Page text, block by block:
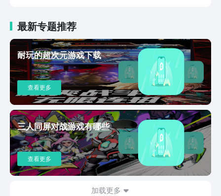
进入一个神秘的迷雾中，慢慢的揭开隐藏在背后的故事。
每一个都会具备着独特的能力，还有技能可以给玩家提供
多种不一样的选择和组合。通过多样化的自定义选项，就
能轻松地打造一个与众不同的邻居村，从植物然后再到建
筑装饰，每一个步骤全部都在大家的主宰之中。有效结合
谜题元素，还有实时策略，会考验每一个玩家的反应速度
以及战术智慧。将僵尸和植物的战斗场景呈现的栩栩如
生，可以给玩家带来一些身临其境的体验。使得玩家在战
斗的过程中就可以灵活的应对，还能有效制定一些合理的
战术，然后去对抗变幻莫测的僵尸部落。玩家还可以和全
球的玩家一起展开竞争解锁奖励，展现出自己在塔防领域
的卓越技能以及实时策略。让老玩家可以感受到亲切，新
玩家可以迅速的上手，享受到系列游戏的欢乐。想要知道
这一款游戏的趣味性，不如就关注植物大战僵尸3下载地
址，游戏上线之后点击以上的链接就可以体验游戏，在游
戏中就可以展开一次全新的冒险，还会考验每一个玩家的
最新专题推荐
耐玩的超次元游戏下载
查看更多
三人同屏对战游戏有哪些
查看更多
加载更多